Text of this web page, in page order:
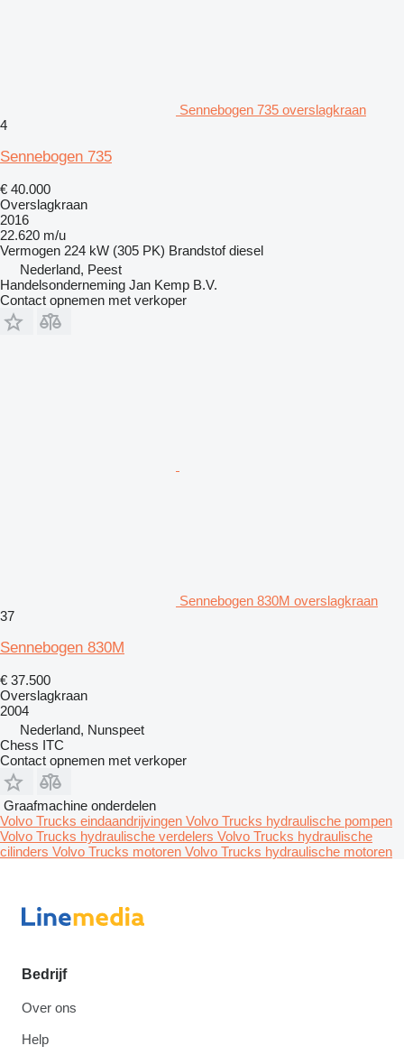
Sennebogen 735 overslagkraan
4
Sennebogen 735
€ 40.000
Overslagkraan
2016
22.620 m/u
Vermogen 224 kW (305 PK) Brandstof diesel
Nederland, Peest
Handelsonderneming Jan Kemp B.V.
Contact opnemen met verkoper
Sennebogen 830M overslagkraan
37
Sennebogen 830M
€ 37.500
Overslagkraan
2004
Nederland, Nunspeet
Chess ITC
Contact opnemen met verkoper
Graafmachine onderdelen
Volvo Trucks eindaandrijvingen Volvo Trucks hydraulische pompen
Volvo Trucks hydraulische verdelers Volvo Trucks hydraulische
cilinders Volvo Trucks motoren Volvo Trucks hydraulische motoren
Bedrijf
Over ons
Help